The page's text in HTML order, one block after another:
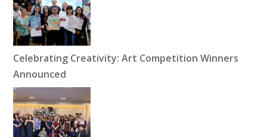
Celebrating Creativity: Art Competition Winners
Announced